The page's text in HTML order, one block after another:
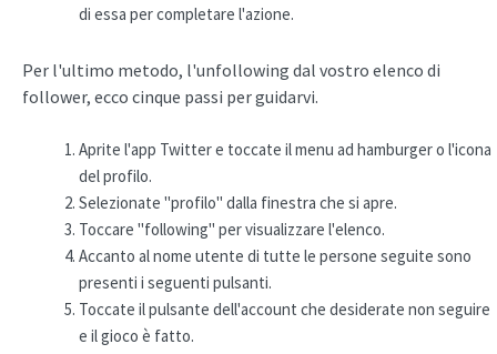
di essa per completare l'azione.
Per l'ultimo metodo, l'unfollowing dal vostro elenco di
follower, ecco cinque passi per guidarvi.
Aprite l'app Twitter e toccate il menu ad hamburger o l'icona
del profilo.
Selezionate "profilo" dalla finestra che si apre.
Toccare "following" per visualizzare l'elenco.
Accanto al nome utente di tutte le persone seguite sono
presenti i seguenti pulsanti.
Toccate il pulsante dell'account che desiderate non seguire
e il gioco è fatto.